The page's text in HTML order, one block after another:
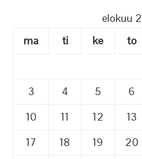
elokuu
ma
ti ke to
3
4 5 6
10
11 12 13
17
18 19 20